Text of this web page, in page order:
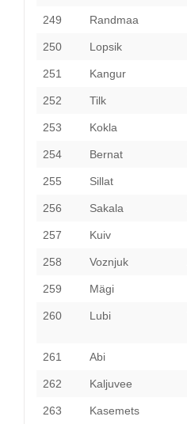
249 Randmaa
250 Lopsik
251 Kangur
252 Tilk
253 Kokla
254 Bernat
255 Sillat
256 Sakala
257 Kuiv
258 Voznjuk
259 Mägi
260 Lubi
261 Abi
262 Kaljuvee
263 Kasemets